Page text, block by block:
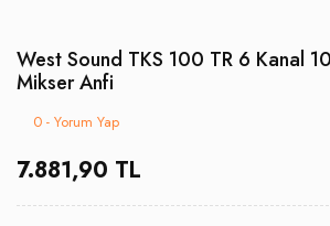
West Sound TKS 100 TR 6 Kanal
Mikser Anfi
0 - Yorum Yap
7.881,90 TL